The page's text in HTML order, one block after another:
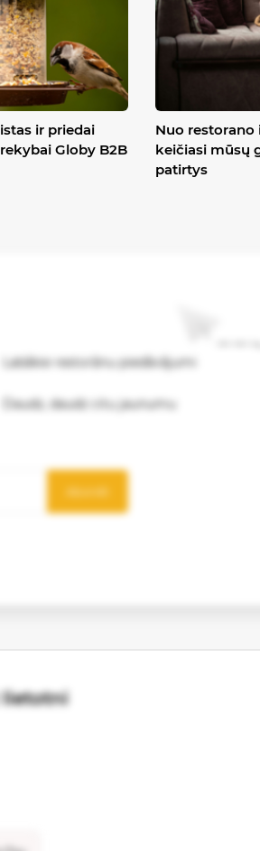
ir priedai
Globy B2B
Nuo restorano
keičiasi mūsų
patirtys
Labākie restorānu piedāvājumi
Daudz, daudz citu jaunumu
Abonēt
lietotni